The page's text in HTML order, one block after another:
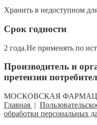
Хранить в недоступном
Срок годности
2 года.Не применять по
Производитель и
претензии
МОСКОВСКАЯ
Главная |
обработки персональных